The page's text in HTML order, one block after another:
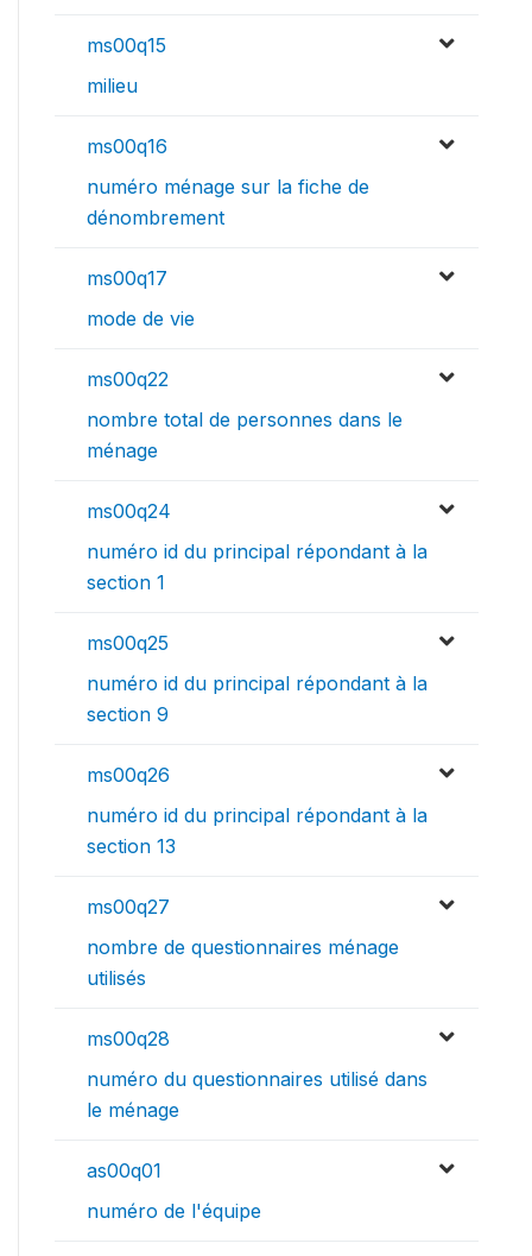
ms00q15
milieu
ms00q16
numéro ménage sur la fiche de
dénombrement
ms00q17
mode de vie
ms00q22
nombre total de personnes dans le
ménage
ms00q24
numéro id du principal répondant à la
section 1
ms00q25
numéro id du principal répondant à la
section 9
ms00q26
numéro id du principal répondant à la
section 13
ms00q27
nombre de questionnaires ménage
utilisés
ms00q28
numéro du questionnaires utilisé dans
le ménage
as00q01
numéro de l'équipe